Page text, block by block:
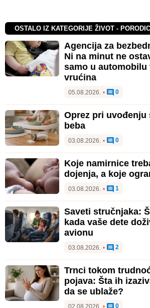
OSTALO IZ KATEGORIJE ŽIVOT -
Agencija za
Ni na minut ne
samo u automobilu
vrućina
05.08.2026. • 0
Oprez pri uvođenju
beba
03.08.2026. • 0
Koje namirnice
dojenja, a koje
03.08.2026. • 1
Saveti stručnjaka:
kada vaše dete
avionu
03.08.2026. • 2
Trnci tokom
pojava: Šta ih
da se ublaže?
02.08.2026. • 0